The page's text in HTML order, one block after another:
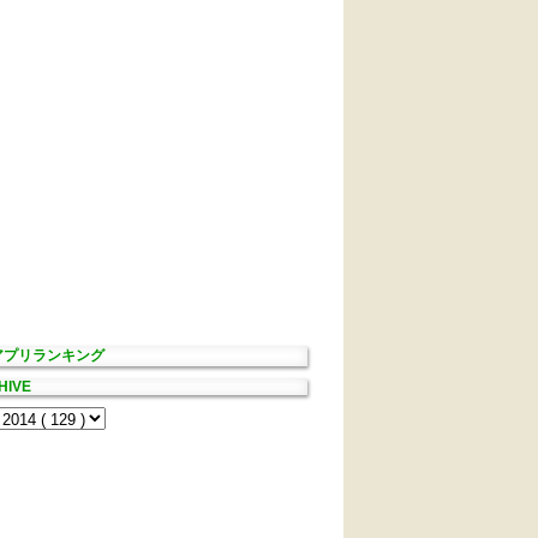
プリランキング